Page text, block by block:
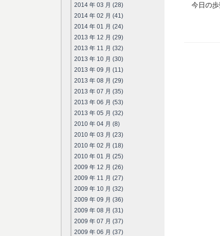
今日の
2014 年 03 月 (28)
2014 年 02 月 (41)
2014 年 01 月 (24)
2013 年 12 月 (29)
2013 年 11 月 (32)
2013 年 10 月 (30)
2013 年 09 月 (11)
2013 年 08 月 (29)
2013 年 07 月 (35)
2013 年 06 月 (53)
2013 年 05 月 (32)
2010 年 04 月 (8)
2010 年 03 月 (23)
2010 年 02 月 (18)
2010 年 01 月 (25)
2009 年 12 月 (26)
2009 年 11 月 (27)
2009 年 10 月 (32)
2009 年 09 月 (36)
2009 年 08 月 (31)
2009 年 07 月 (37)
2009 年 06 月 (37)